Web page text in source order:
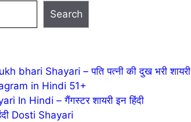
Search
bhari Shayari – पति पत्नी की दुख भरी शायरी
in Hindi 51+
In Hindi – गैंगस्टर शायरी इन हिंदी
Dosti Shayari